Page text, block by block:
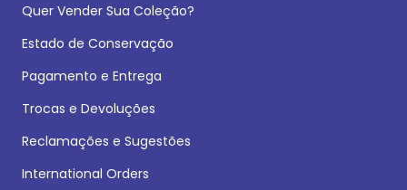
Quer Vender Sua Coleção?
Estado de Conservação
Pagamento e Entrega
Trocas e Devoluções
Reclamações e Sugestões
International Orders